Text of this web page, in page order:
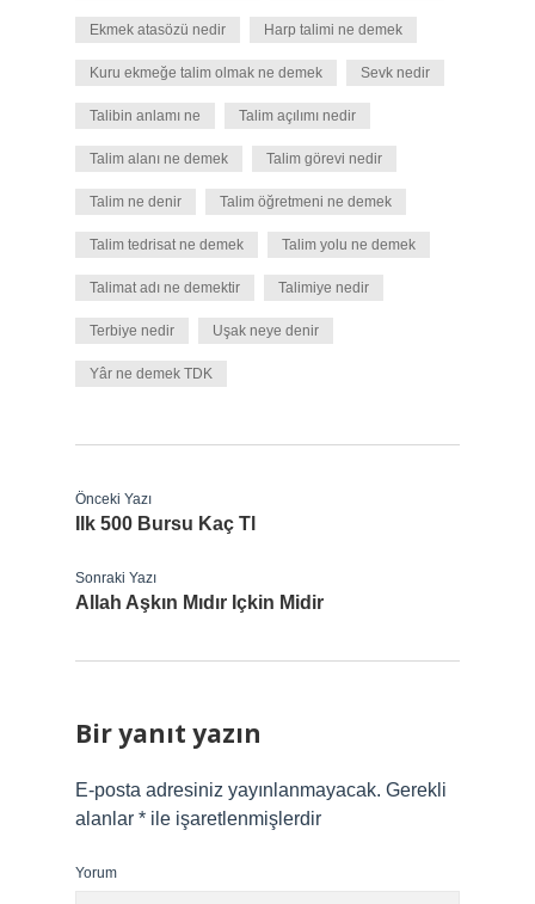
Ekmek atasözü nedir Harp talimi ne demek
Kuru ekmeğe talim olmak ne demek Sevk nedir
Talibin anlamı ne Talim açılımı nedir
Talim alanı ne demek Talim görevi nedir
Talim ne denir Talim öğretmeni ne demek
Talim tedrisat ne demek Talim yolu ne demek
Talimat adı ne demektir Talimiye nedir
Terbiye nedir Uşak neye denir
Yâr ne demek TDK
Önceki Yazı
Ilk 500 Bursu Kaç Tl
Sonraki Yazı
Allah Aşkın Mıdır Içkin Midir
Bir yanıt yazın
E-posta adresiniz yayınlanmayacak. Gerekli
alanlar * ile işaretlenmişlerdir
Yorum